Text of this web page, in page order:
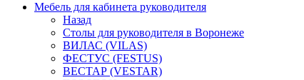
Мебель для кабинета руководителя
Назад
Столы для руководителя в Воронеже
ВИЛАС (VILAS)
ФЕСТУС (FESTUS)
ВЕСТАР (VESTAR)